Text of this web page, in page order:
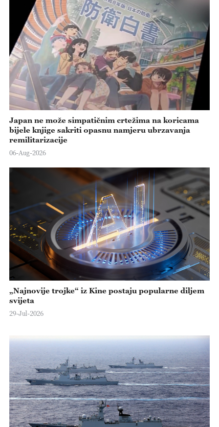
Japan ne može simpatičnim crtežima na koricama
bijele knjige sakriti opasnu namjeru ubrzavanja
remilitarizacije
06-Aug-2026
„Najnovije trojke“ iz Kine postaju popularne diljem
svijeta
29-Jul-2026